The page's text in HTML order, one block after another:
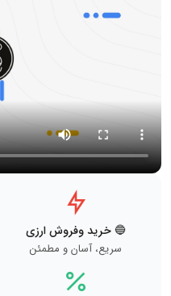
🔵 خرید وفروش ارزی
سریع، آسان و مطمئن